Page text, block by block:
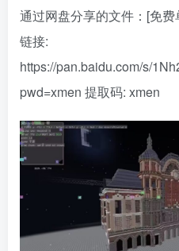
通过网盘分享的文件：[免
链接:
https://pan.baidu.com/s/
pwd=xmen 提取码: xmen